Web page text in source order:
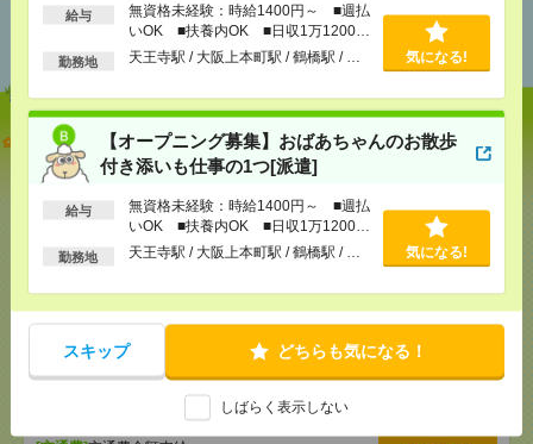
給与
無資格未経験：時給1400円～ ■週払
いOK ■扶養内OK ■日収1万1200円
以上
勤務地 天王寺駅 / 大阪上本町駅 / 鶴橋駅 / … 気になる!
【オープニング募集】おばあちゃんのお散歩
付き添いも仕事の1つ[派遣]
給与
無資格未経験：時給1400円～ ■週払
いOK ■扶養内OK ■日収1万1200円
以上
勤務地 天王寺駅 / 大阪上本町駅 / 鶴橋駅 / … 気になる!
スキップ どちらも気になる！
しばらく表示しない
あなたの閲覧履歴からの
おすすめ
志望動機も履歴書も不要！日収1.1万円～＊未経験OK
の介護[派遣]
[給 与]無資格未経験：時給1400円～ ■週払い
OK ■扶養内OK ■日収1万1200円以上
[交通費]交通費全額支給
気になる！
【オープニング募集】おばあちゃんのお散歩付き添
いも仕事の1つ[派遣]
無資格未経験：時給1400円～ ■週払い
OK ■扶養内OK ■日収1万1200円以上